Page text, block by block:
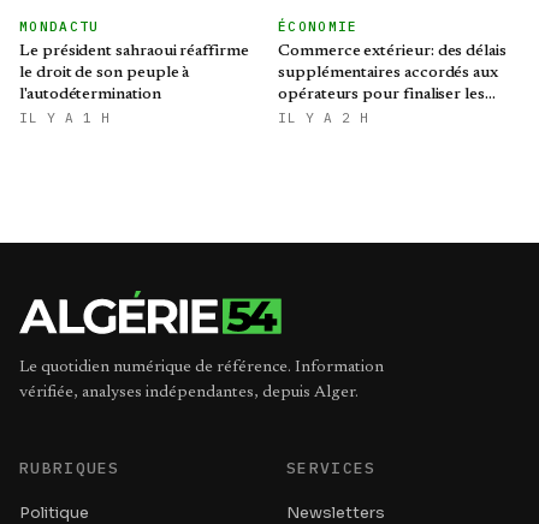
MONDACTU
Le président sahraoui réaffirme
le droit de son peuple à
l'autodétermination
IL Y A 1 H
ÉCONOMIE
Commerce extérieur: des délais
supplémentaires accordés aux
opérateurs pour finaliser les
procédures d'importation
IL Y A 2 H
Le quotidien numérique de référence. Information
vérifiée, analyses indépendantes, depuis Alger.
RUBRIQUES
Politique
SERVICES
Newsletters